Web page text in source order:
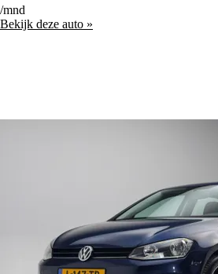
/mnd
Bekijk deze auto »